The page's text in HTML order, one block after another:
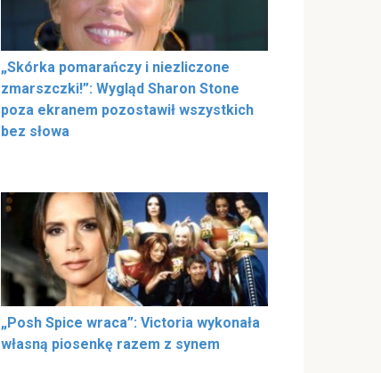
„Skórka pomarańczy i niezliczone
zmarszczki!”: Wygląd Sharon Stone
poza ekranem pozostawił wszystkich
bez słowa
„Posh Spice wraca”: Victoria wykonała
własną piosenkę razem z synem